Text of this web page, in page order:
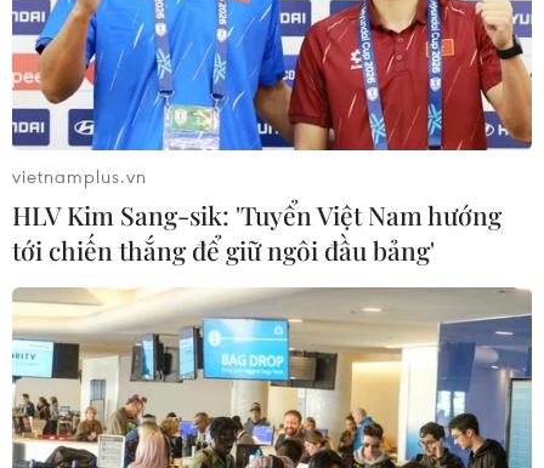
Mở 1 cửa xả đáy hồ thủy điện Hòa
Bình vào 16 giờ ngày 6/8
06/08/2026 06:28
Quảng Trị: Mùa mưa lũ cận kề,
thường trực nỗi lo bờ sông 'nuốt' đất
06/08/2026 05:14
Mưa dông khiến hàng chục
chuyến bay tới Nội Bài không thể hạ
cánh
vietnamplus.vn
HLV Kim Sang-sik: 'Tuyển Việt Nam hướng
tới chiến thắng để giữ ngôi đầu bảng'